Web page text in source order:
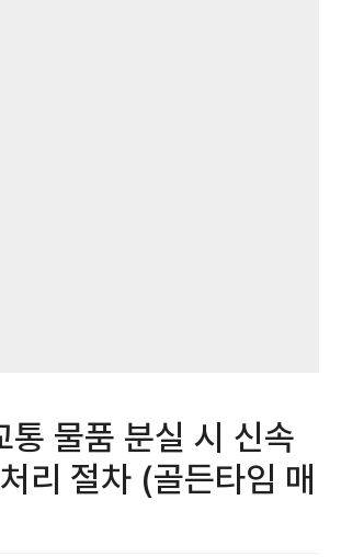
통 물품 분실 시 신속
리 절차 (골든타임 매